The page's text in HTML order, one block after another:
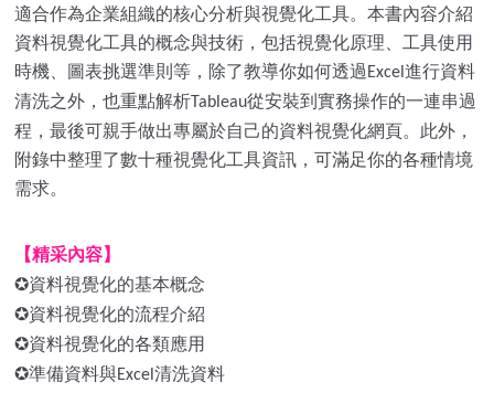
適合作為企業組織的核心分析與視覺化工具。本書內容介紹
資料視覺化工具的概念與技術，包括視覺化原理、工具使用
時機、圖表挑選準則等，除了教導你如何透過 Excel 進行資料
清洗之外，也重點解析 Tableau從安裝到實務操作的一連串過
程，最後可親手做出專屬於自己的資料視覺化網頁。此外，
附錄中整理了數十種視覺化工具資訊，可滿足你的各種情境
需求。
【精采內容】
✪資料視覺化的基本概念
✪資料視覺化的流程介紹
✪資料視覺化的各類應用
✪準備資料與Excel 清洗資料